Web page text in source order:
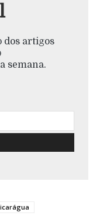
dos artigos
semana.